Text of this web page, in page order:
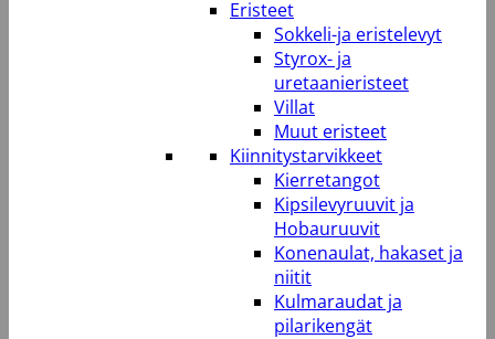
Eristeet
Sokkeli-ja eristelevyt
Styrox- ja
uretaanieristeet
Villat
Muut eristeet
Kiinnitystarvikkeet
Kierretangot
Kipsilevyruuvit ja
Hobauruuvit
Konenaulat, hakaset ja
niitit
Kulmaraudat ja
pilarikengät